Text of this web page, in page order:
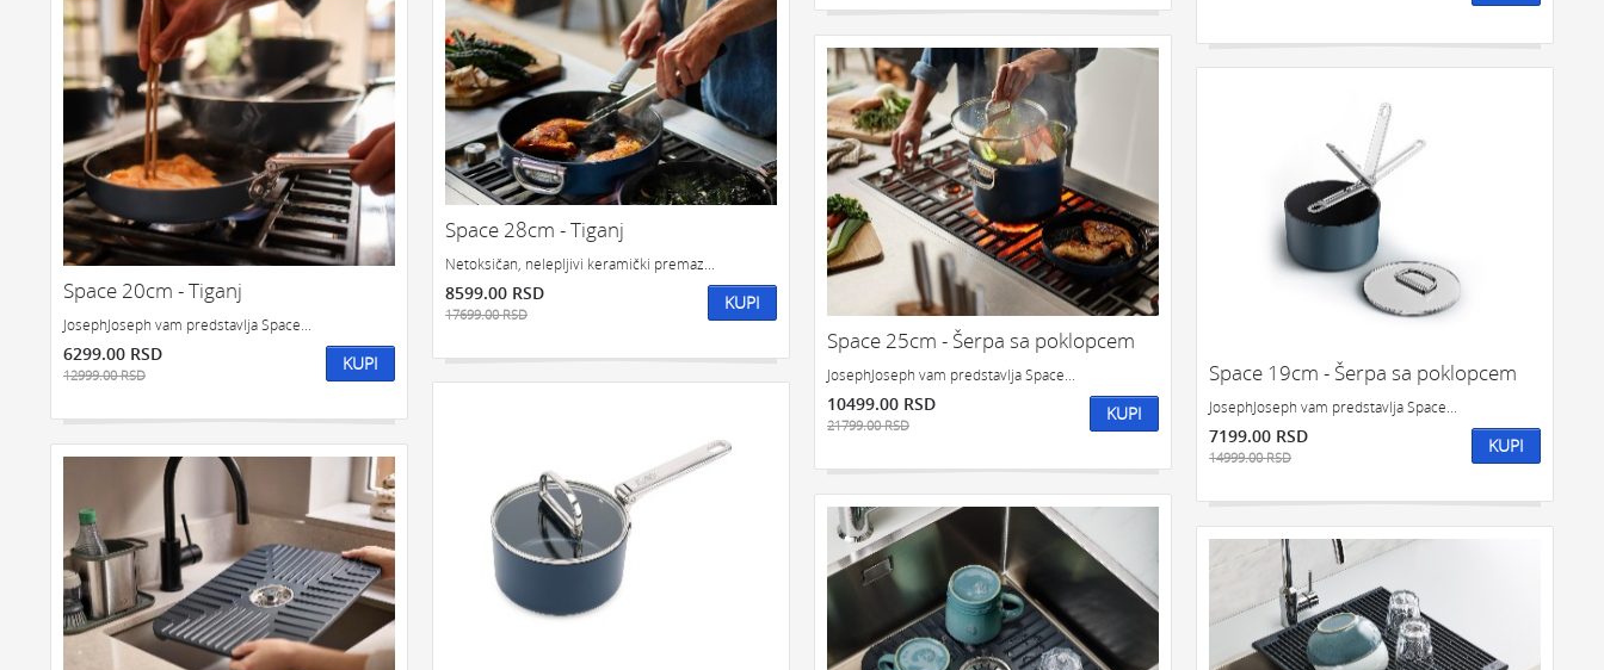
Space 28cm - Tiganj
Netoksičan, nelepljivi keramički premaz...
8599.00 RSD
17699.00 RSD
KUPI
Space 20cm - Tiganj
JosephJoseph vam predstavlja Space...
6299.00 RSD
12999.00 RSD
KUPI
Space 25cm - Šerpa sa poklopcem
JosephJoseph vam predstavlja Space...
10499.00 RSD
21799.00 RSD
KUPI
Space 19cm - Šerpa sa poklopcem
JosephJoseph vam predstavlja Space...
7199.00 RSD
14999.00 RSD
KUPI